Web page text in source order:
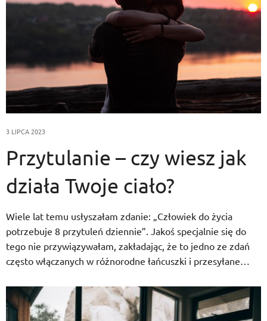
3 LIPCA 2023
Przytulanie – czy wiesz jak
działa Twoje ciało?
Wiele lat temu usłyszałam zdanie: „Człowiek do życia
potrzebuje 8 przytuleń dziennie”. Jakoś specjalnie się do
tego nie przywiązywałam, zakładając, że to jedno ze zdań
często włączanych w różnorodne łańcuszki i przesyłane…